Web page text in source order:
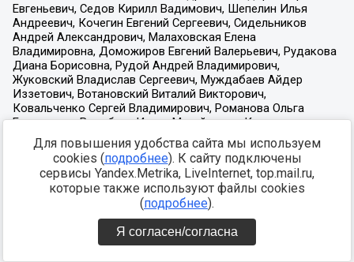
Для повышения удобства сайта мы используем
cookies (подробнее). К сайту подключены
сервисы Yandex.Metrika, LiveInternet, top.mail.ru,
которые также используют файлы cookies
(подробнее).
Я согласен/согласна